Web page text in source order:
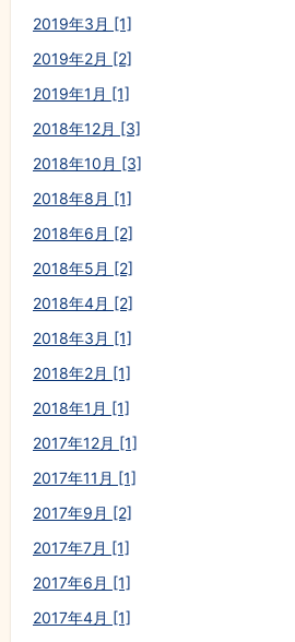
2019年3月 [1]
2019年2月 [2]
2019年1月 [1]
2018年12月 [3]
2018年10月 [3]
2018年8月 [1]
2018年6月 [2]
2018年5月 [2]
2018年4月 [2]
2018年3月 [1]
2018年2月 [1]
2018年1月 [1]
2017年12月 [1]
2017年11月 [1]
2017年9月 [2]
2017年7月 [1]
2017年6月 [1]
2017年4月 [1]